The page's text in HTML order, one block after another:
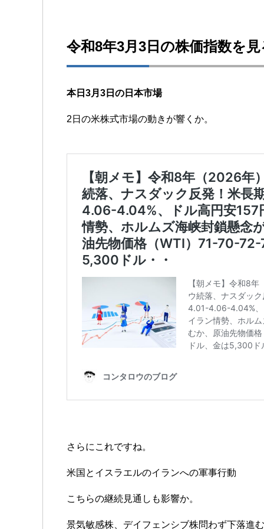
令和8年3月3日の株価指数を見
本日3月3日の日本市場
2日の米株式市場の動きが響くか。
さらにこれですね。
米国とイスラエルのイランへの軍事行動
こちらの継続見通しも影響か。
景気敏感株、デイフェンシブ株問わず下落進